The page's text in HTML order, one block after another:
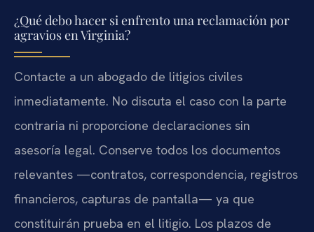
¿Qué debo hacer si enfrento una reclamación por
agravios en Virginia?
Contacte a un abogado de litigios civiles
inmediatamente. No discuta el caso con la parte
contraria ni proporcione declaraciones sin
asesoría legal. Conserve todos los documentos
relevantes —contratos, correspondencia, registros
financieros, capturas de pantalla— ya que
constituirán prueba en el litigio. Los plazos de